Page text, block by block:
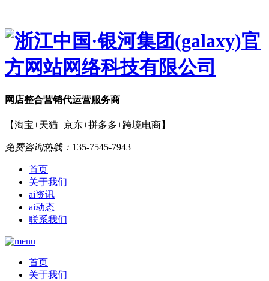
网店整合营销代运营服务商
【淘宝+天猫+京东+拼多多+跨境电商】
免费咨询热线： 135-7545-7943
首页
关于我们
ai资讯
ai动态
联系我们
首页
关于我们